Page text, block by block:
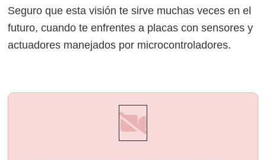
Seguro que esta visión te sirve muchas veces en el
futuro, cuando te enfrentes a placas con sensores y
actuadores manejados por microcontroladores.